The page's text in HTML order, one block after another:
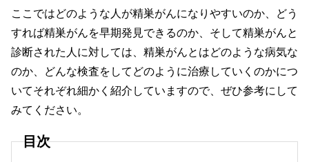
ここではどのような人が精巣がんになりやすいのか、どう
すれば精巣がんを早期発見できるのか、そして精巣がんと
診断された人に対しては、精巣がんとはどのような病気な
のか、どんな検査をしてどのように治療していくのかにつ
いてそれぞれ細かく紹介していますので、ぜひ参考にして
みてください。
目次